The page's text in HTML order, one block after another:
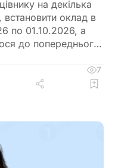
на декілька
оклад в
по 01.10.2026, а
до попереднього
7